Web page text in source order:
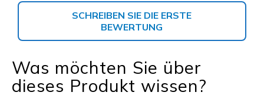
SCHREIBEN SIE DIE ERSTE
BEWERTUNG
Was möchten Sie über
dieses Produkt wissen?